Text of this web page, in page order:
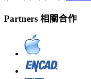
Partners 相關合作